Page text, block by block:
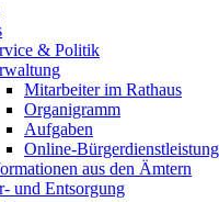
& Politik
Mitarbeiter im Rathaus
Organigramm
Aufgaben
Online-
aus den Ämtern
und Entsorgung